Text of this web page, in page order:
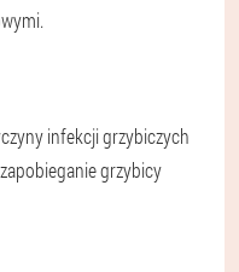
infekcji grzybiczych
grzybicy